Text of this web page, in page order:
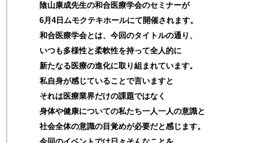
陰山康成先生の和合医療学会のセミナーが
6月4日ムモクテキホールにて開催されます。
和合医療学会とは、今回のタイトルの通り、
いつも多様性と柔軟性を持って全人的に
新たなる医療の進化に取り組まれています。
私自身が感じていることで言いますと
それは医療業界だけの課題ではなく
身体や健康についての私たち一人一人の意識と
社会全体の意識の目覚めが必要だと感じます。